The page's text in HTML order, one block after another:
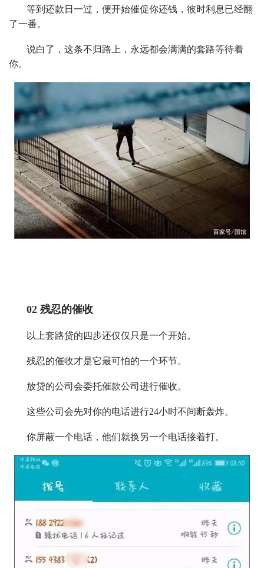
等到还款日一过，便开始催促你还钱，彼时利息已经翻
了一番。
说白了，这条不归路上，永远都会满满的套路等待着
你。
02 残忍的催收
以上套路贷的四步还仅仅只是一个开始。
残忍的催收才是它最可怕的一个环节。
放贷的公司会委托催款公司进行催收。
这些公司会先对你的电话进行24小时不间断轰炸。
你屏蔽一个电话，他们就换另一个电话接着打。